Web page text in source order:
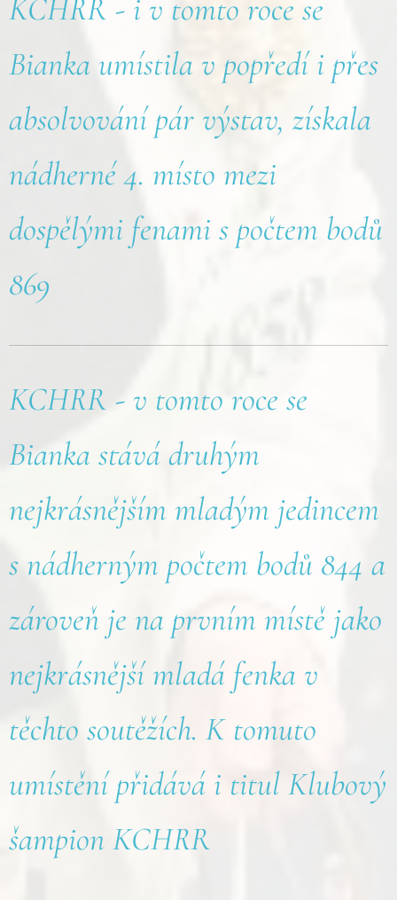
KCHRR - i v tomto roce se
Bianka umístila v popředí i přes
absolvování pár výstav, získala
nádherné 4. místo mezi
dospělými fenami s počtem bodů
869
KCHRR - v tomto roce se
Bianka stává druhým
nejkrásnějším mladým jedincem
s nádherným počtem bodů 844 a
zároveň je na prvním místě jako
nejkrásnější mladá fenka v
těchto soutěžích. K tomuto
umístění přidává i titul Klubový
šampion KCHRR